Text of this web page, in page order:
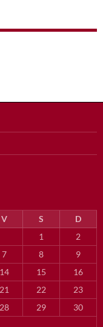
V S
D
1
2
7 8
9
14 15
16
21 22
23
28 29
30